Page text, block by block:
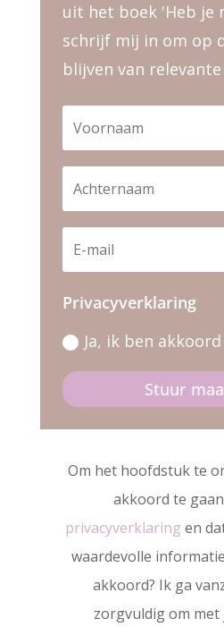
uit het boek 'Heb je
schrijf mij in om op
blijven van
Privacyverklaring
Ja, ik ben akkoord
Stuur
Om het hoofdstuk te
akkoord te
privacyverklaring en
waardevolle
akkoord? Ik ga
zorgvuldig om met